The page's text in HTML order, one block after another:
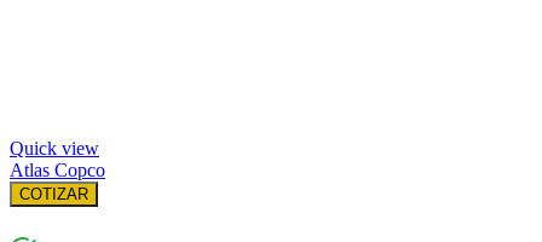
Quick view
Atlas Copco
COTIZAR